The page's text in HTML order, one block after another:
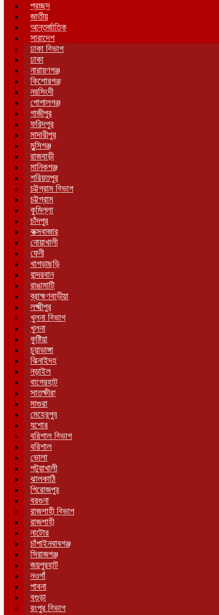
প্রচ্ছদ
জাতীয়
আন্তর্জাতিক
সারাদেশ
ঢাকা বিভাগ
ঢাকা
নারায়ণগঞ্জ
কিশোরগঞ্জ
নরসিংদী
গোপালগঞ্জ
গাজীপুর
ফরিদপুর
মাদারীপুর
মুন্সিগঞ্জ
রাজবাড়ী
মানিকগঞ্জ
শরিয়তপুর
চট্টগ্রাম বিভাগ
চট্টগ্রাম
কুমিল্লা
চাঁদপুর
কক্সবাজার
নোয়াখালী
ফেনী
খাগড়াছড়ি
বান্দরবান
রাঙামাটি
ব্রাহ্মণবাড়ীয়া
লক্ষ্মীপুর
খুলনা বিভাগ
খুলনা
কুষ্টিয়া
চুয়াডাঙ্গা
ঝিনাইদহ
নড়াইল
বাগেরহাট
সাতক্ষীরা
মাগুরা
মেহেরপুর
যশোর
বরিশাল বিভাগ
বরিশাল
ভোলা
পটুয়াখালী
ঝালকাঠি
পিরোজপুর
বরগুনা
রাজশাহী বিভাগ
রাজশাহী
নাটোর
চাঁপাইনবাবগঞ্জ
সিরাজগঞ্জ
জয়পুরহাট
নওগাঁ
পাবনা
বগুড়া
রংপুর বিভাগ